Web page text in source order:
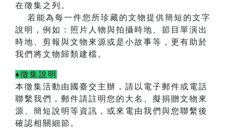
在徵集之列。
若能為每一件您所珍藏的文物提供簡短的文字
說明，例如：照片人物與拍攝時地、節目單演出
時地、剪報與文物來源或是小故事等，更有助於
我們將文物歸類建檔。
♦徵集說明
本徵集活動由國臺交主辦， 請以電子郵件或電話
聯繫我們，郵件請註明您的大名、擬捐贈文物來
源、簡短說明等資訊，或來電由我們與您聯繫後
確認相關細節。